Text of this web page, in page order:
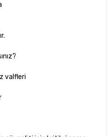
valfleri